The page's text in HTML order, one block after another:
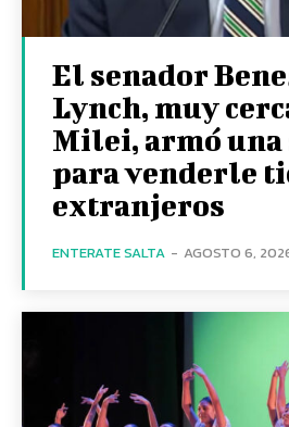
El senador
Lynch, muy
Milei, armó una
para venderle
extranjeros
ENTERATE SALTA - AGOSTO 6,